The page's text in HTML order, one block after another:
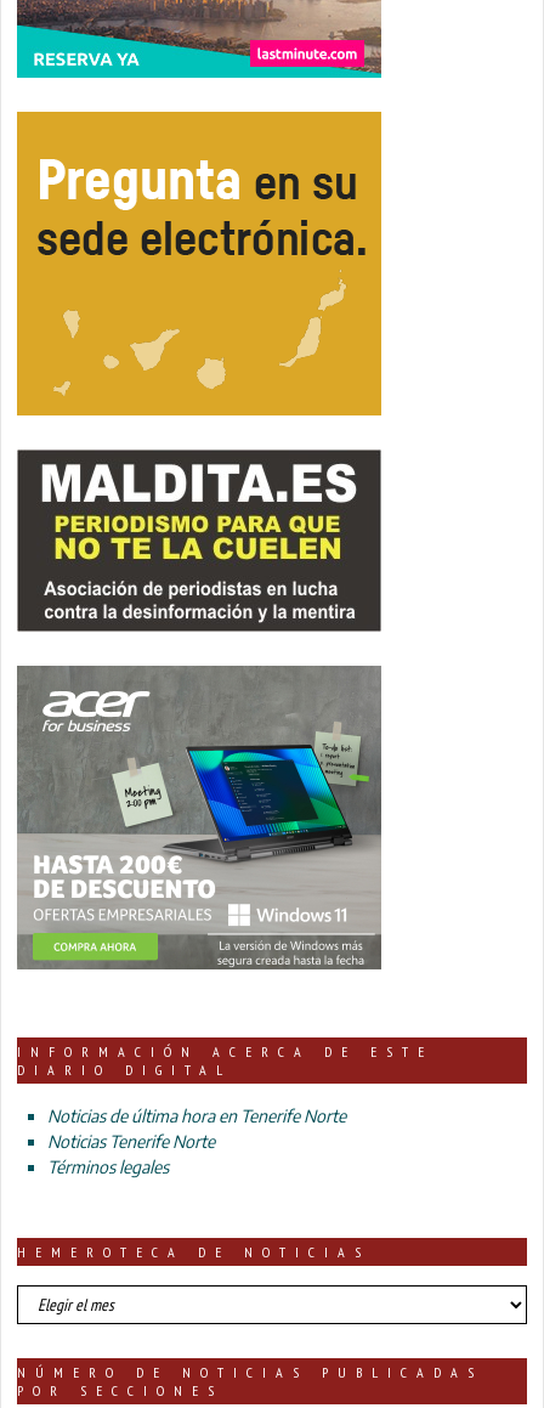
INFORMACIÓN ACERCA DE ESTE
DIARIO DIGITAL
Noticias de última hora en Tenerife Norte
Noticias Tenerife Norte
Términos legales
HEMEROTECA DE NOTICIAS
HEMEROTECA
DE
NÚMERO DE NOTICIAS PUBLICADAS
POR SECCIONES